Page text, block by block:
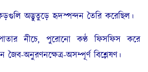
অদ্ভুতুড়ে হৃদস্পন্দন তৈরি করেছিল।
নীচে, পুরোনো কণ্ঠ ফিসফিস করে
জৈব-অনুরণনক্ষেত্র-অসম্পূর্ণ বিশ্লেষণ।